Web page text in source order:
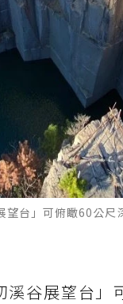
望台」可俯瞰60公
谷展望台」